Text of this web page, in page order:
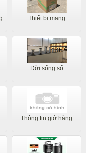
Thiết bị mạng
Đời sống số
Thông tin giở hàng